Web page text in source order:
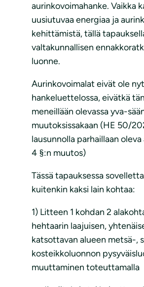
aurinkovoimahanke. Vaikka
uusiutuvaa energiaa ja
kehittämistä, tällä
valtakunnallisen
luonne.
Aurinkovoimalat eivät ole
hankeluettelossa, eivätkä
meneillään olevassa yva-
muutoksissakaan (HE 50/
lausunnolla parhaillaan
4 §:n muutos)
Tässä tapauksessa
kuitenkin kaksi lain kohtaa:
1) Litteen 1 kohdan 2
hehtaarin laajuisen,
katsottavan alueen metsä-,
kosteikkoluonnon
muuttaminen toteuttamalla